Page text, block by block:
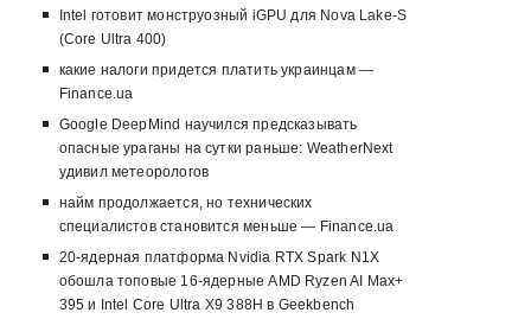
Intel готовит монструозный iGPU для Nova Lake-S
(Core Ultra 400)
какие налоги придется платить украинцам —
Finance.ua
Google DeepMind научился предсказывать
опасные ураганы на сутки раньше: WeatherNext
удивил метеорологов
найм продолжается, но технических
специалистов становится меньше — Finance.ua
20-ядерная платформа Nvidia RTX Spark N1X
обошла топовые 16-ядерные AMD Ryzen AI Max+
395 и Intel Core Ultra X9 388H в Geekbench